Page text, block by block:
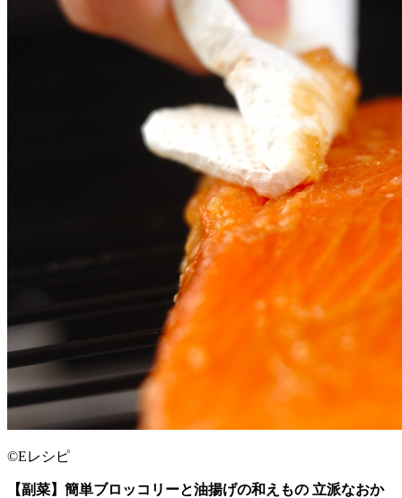
©Eレシピ
【副菜】簡単ブロッコリーと油揚げの和えもの 立派なおか